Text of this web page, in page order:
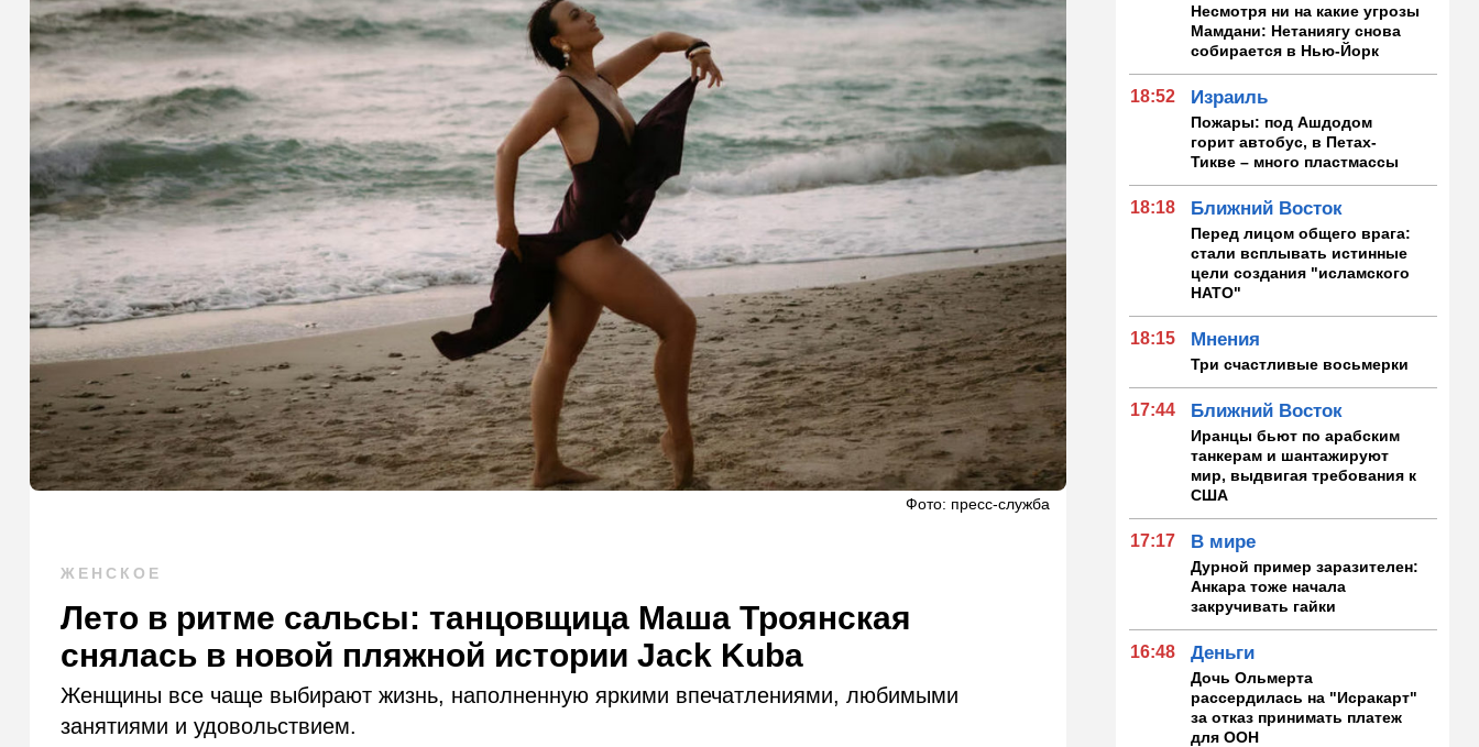
Фото: пресс-служба
ЖЕНСКОЕ
Лето в ритме сальсы: танцовщица Маша Троянская
снялась в новой пляжной истории Jack Kuba
Женщины все чаще выбирают жизнь, наполненную яркими впечатлениями, любимыми
занятиями и удовольствием.
Несмотря ни на какие угрозы
Мамдани: Нетаниягу снова
собирается в Нью-Йорк
18:52 Израиль
Пожары: под Ашдодом
горит автобус, в Петах-
Тикве – много пластмассы
18:18 Ближний Восток
Перед лицом общего врага:
стали всплывать истинные
цели создания "исламского
НАТО"
18:15 Мнения
Три счастливые восьмерки
17:44 Ближний Восток
Иранцы бьют по арабским
танкерам и шантажируют
мир, выдвигая требования к
США
17:17 В мире
Дурной пример заразителен:
Анкара тоже начала
закручивать гайки
16:48 Деньги
Дочь Ольмерта
рассердилась на "Исракарт"
за отказ принимать платеж
для ООН